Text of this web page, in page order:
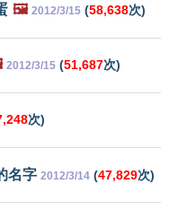
🖼️ 2012/3/15 (58,638次)
2012/3/15 (51,687次)
次)
名字 2012/3/14 (47,829次)